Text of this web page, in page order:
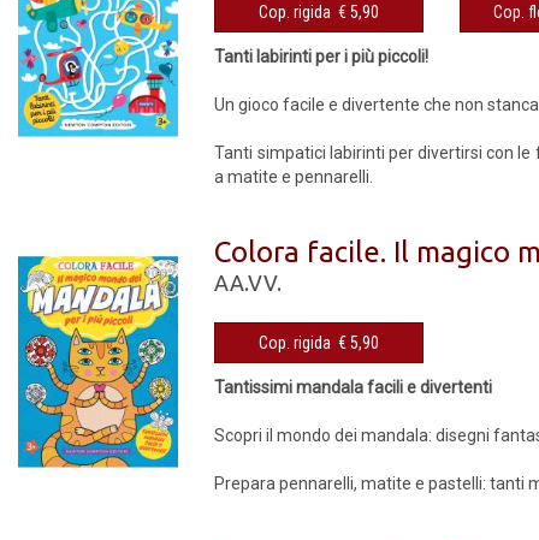
Cop. rigida € 5,90
Tanti labirinti per i più piccoli!
Un gioco facile e divertente che non
Tanti simpatici labirinti per divertirsi con
a matite e pennarelli.
Colora facile. Il magico
AA.VV.
Cop. rigida € 5,90
Tantissimi mandala facili e divertenti
Scopri il mondo dei mandala: disegni
Prepara pennarelli, matite e pastelli: tanti